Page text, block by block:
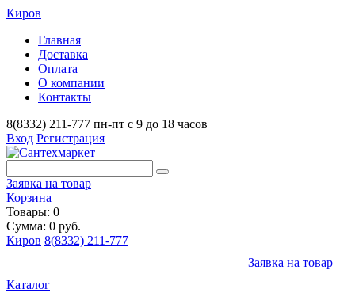
Киров
Главная
Доставка
Оплата
О компании
Контакты
8(8332) 211-777 пн-пт с 9 до 18 часов
Вход Регистрация
Заявка на товар
Корзина
Товары: 0
Сумма: 0 руб.
Киров 8(8332) 211-777
Заявка на товар
Каталог